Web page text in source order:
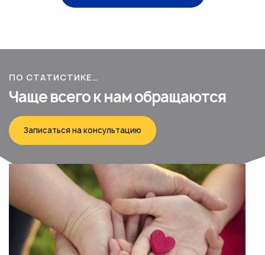
ПО СТАТИСТИКЕ…
Чаще всего к нам обращаются
Записаться на консультацию